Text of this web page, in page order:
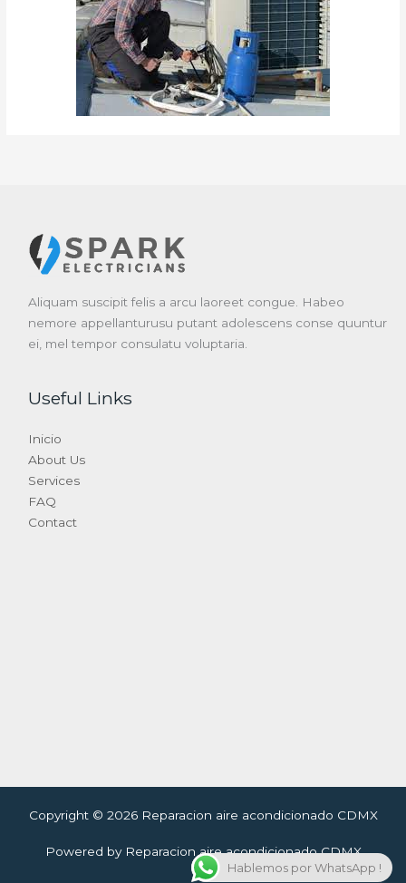
Aliquam suscipit felis a arcu laoreet congue. Habeo
nemore appellanturusu putant adolescens conse quuntur
ei, mel tempor consulatu voluptaria.
Useful Links
Inicio
About Us
Services
FAQ
Contact
Copyright © 2026 Reparacion aire acondicionado CDMX
Powered by Reparacion aire acondicionado CDMX
Hablemos por WhatsApp !